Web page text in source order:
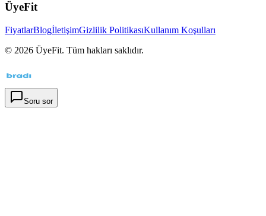
ÜyeFit
FiyatlarBlogİletişimGizlilik PolitikasıKullanım Koşulları
© 2026 ÜyeFit. Tüm hakları saklıdır.
Soru sor